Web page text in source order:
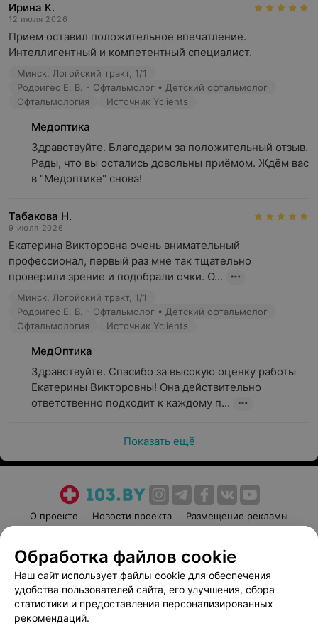
Ирина К.
12 июля 2026
Прием оставил положительное впечатление.
Интеллигентный и компетентный специалист.
Минск, Логойский тракт, 1/1
Родригес Е. В. - Офтальмолог • Детский офтальмолог
Офтальмология
Источник Yclients
Медоптика
Здравствуйте. Благодарим за положительный отзыв.
Рады, что вы остались довольны приёмом. Ждём вас
в "Медоптике" снова!
Табакова Н.
9 июля 2026
Екатерина Викторовна очень внимательный
профессионал, первый раз мне так тщательно
проверили зрение и подобрали очки. О...
Минск, Логойский тракт, 1/1
Родригес Е. В. - Офтальмолог • Детский офтальмолог
Офтальмология
Источник Yclients
МедОптика
Здравствуйте. Спасибо за высокую оценку работы
Екатерины Викторовны! Она действительно
ответственно подходит к каждому п...
Показать ещё
О проекте Новости проекта
Размещение рекламы
Пользовательское соглашение
Способы оплаты
Вакансии
Партнеры
Написать руководителю 103.by
Обработка файлов cookie
Наш сайт использует файлы cookie для обеспечения
удобства пользователей сайта, его улучшения, сбора
статистики и предоставления персонализированных
рекомендаций.